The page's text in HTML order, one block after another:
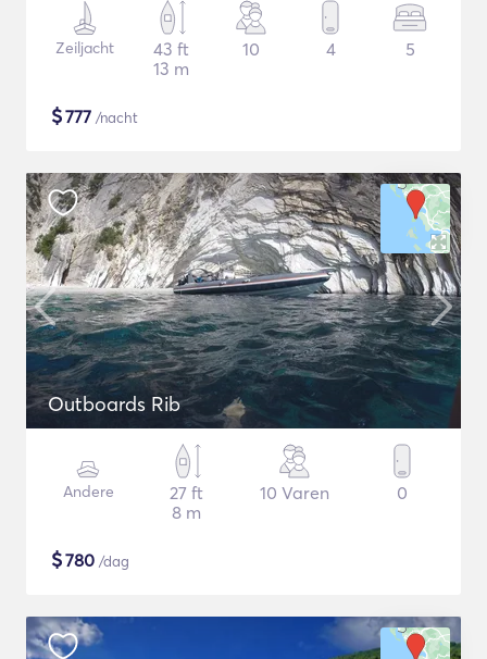
Zeiljacht
43 ft
13 m
10 4 5
$777 /nacht
Outboards Rib
Andere
27 ft
8 m
10 Varen 0
$780 /dag